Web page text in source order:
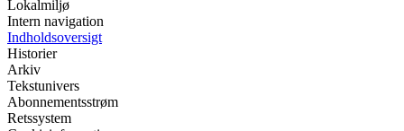
Lokalmiljø
Intern navigation
Indholdsoversigt
Historier
Arkiv
Tekstunivers
Abonnementsstrøm
Retssystem